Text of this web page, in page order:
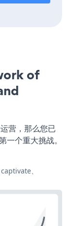
of
营，那么您已
个重大挑战。
、